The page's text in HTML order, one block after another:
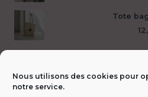
Nous utilisons des cookies pour
notre service.
Tote